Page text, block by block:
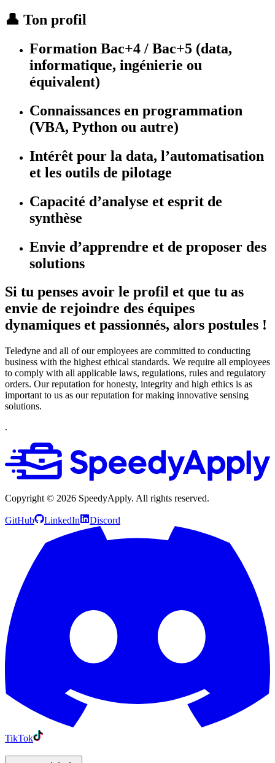
👤 Ton profil
Formation Bac+4 / Bac+5 (data,
informatique, ingénierie ou
équivalent)
Connaissances en programmation
(VBA, Python ou autre)
Intérêt pour la data, l’automatisation
et les outils de pilotage
Capacité d’analyse et esprit de
synthèse
Envie d’apprendre et de proposer des
solutions
Si tu penses avoir le profil et que tu as
envie de rejoindre des équipes
dynamiques et passionnés, alors postules !
Teledyne and all of our employees are committed to conducting
business with the highest ethical standards. We require all employees
to comply with all applicable laws, regulations, rules and regulatory
orders. Our reputation for honesty, integrity and high ethics is as
important to us as our reputation for making innovative sensing
solutions.
. ​
Copyright © 2026 SpeedyApply. All rights reserved.
GitHub LinkedIn Discord
TikTok